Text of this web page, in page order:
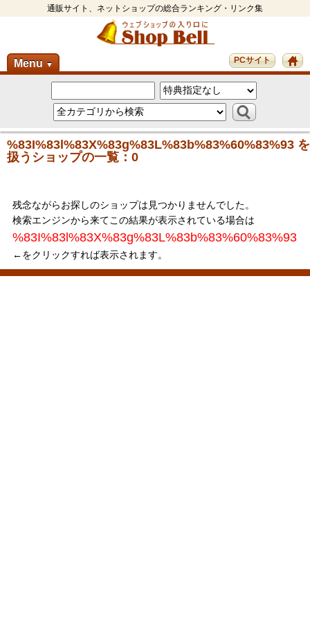
通販サイト、ネットショップの総合ランキング・リンク集
Menu ▼ PCサイト
%83I%83l%83X%83g%83L%83b%83%60%83%93 を
扱うショップの一覧：0
残念ながらお探しのショップは見つかりませんでした。
検索エンジンから来てこの結果が表示されている場合は
%83I%83l%83X%83g%83L%83b%83%60%83%93
←をクリックすれば表示されます。